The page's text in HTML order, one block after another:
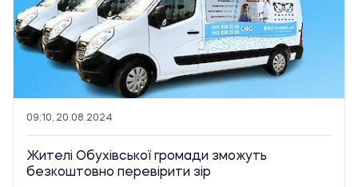
09:10, 20.08.2024
Жителі Обухівської громади зможуть
безкоштовно перевірити зір